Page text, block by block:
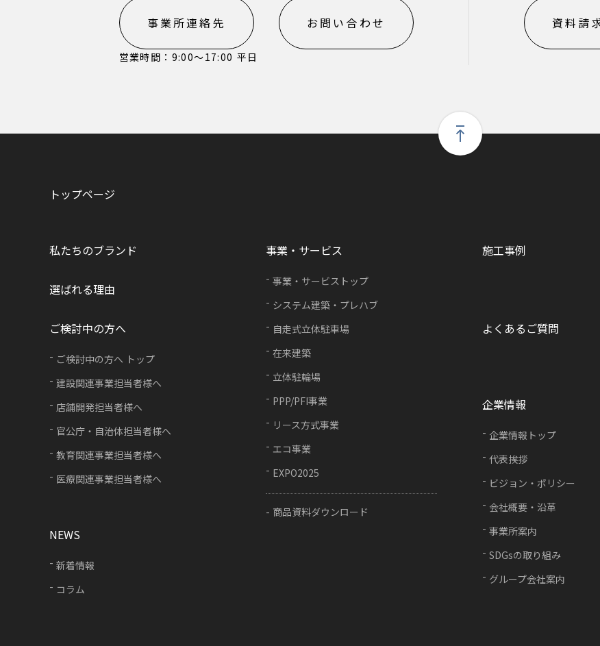
事業所連絡先
営業時間：9:00〜17:00 平日
お問い合わせ 資料請
トップページ
私たちのブランド 事業・サービス
事業・サービストップ
システム建築・プレハブ
自走式立体駐車場
在来建築
立体駐輪場
PPP/PFI事業
リース方式事業
エコ事業
EXPO2025
商品資料ダウンロード
施工事例
選ばれる理由
よくあるご質問
ご検討中の方へ
ご検討中の方へ トップ
建設関連事業担当者様へ
店舗開発担当者様へ
官公庁・自治体担当者様へ
教育関連事業担当者様へ
医療関連事業担当者様へ
企業情報
企業情報トップ
代表挨拶
ビジョン・ポリシー
会社概要・沿革
事業所案内
SDGsの取り組み
グループ会社案内
NEWS
新着情報
コラム